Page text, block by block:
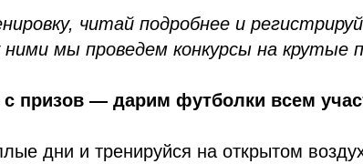
читай подробнее и
мы проведем конкурсы на крутые
призов — дарим футболки всем
дни и тренируйся на открытом